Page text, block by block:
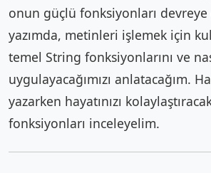
onun güçlü fonksiyonları
yazımda, metinleri işlemek için
temel String fonksiyonlarını ve
uygulayacağımızı anlatacağım.
yazarken hayatınızı
fonksiyonları inceleyelim.